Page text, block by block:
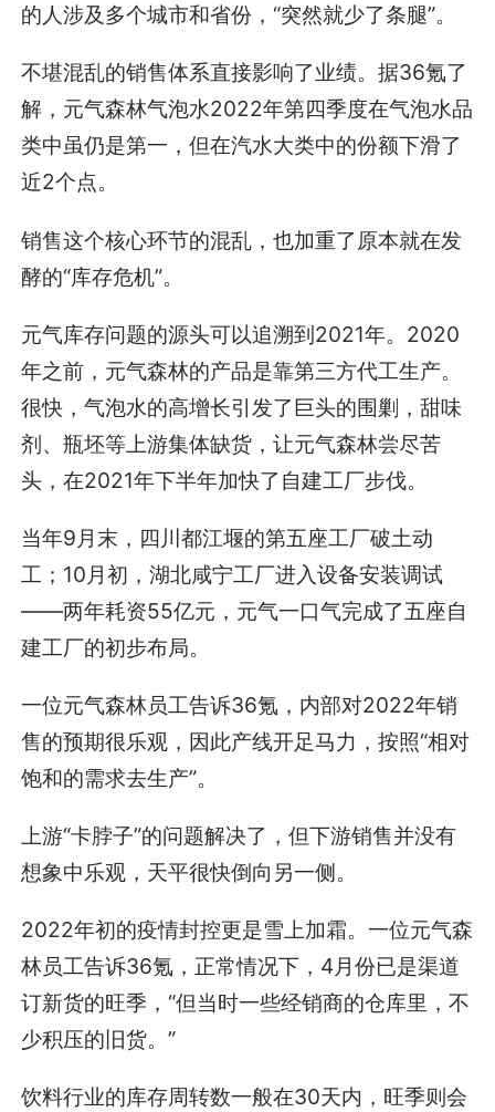
的人涉及多个城市和省份，“突然就少了条腿”。
不堪混乱的销售体系直接影响了业绩。据36氪了
解，元气森林气泡水2022年第四季度在气泡水品
类中虽仍是第一，但在汽水大类中的份额下滑了
近2个点。
销售这个核心环节的混乱，也加重了原本就在发
酵的“库存危机”。
元气库存问题的源头可以追溯到2021年。2020
年之前，元气森林的产品是靠第三方代工生产。
很快，气泡水的高增长引发了巨头的围剿，甜味
剂、瓶坯等上游集体缺货，让元气森林尝尽苦
头，在2021年下半年加快了自建工厂步伐。
当年9月末，四川都江堰的第五座工厂破土动
工；10月初，湖北咸宁工厂进入设备安装调试
——两年耗资55亿元，元气一口气完成了五座自
建工厂的初步布局。
一位元气森林员工告诉36氪，内部对2022年销
售的预期很乐观，因此产线开足马力，按照“相对
饱和的需求去生产”。
上游“卡脖子”的问题解决了，但下游销售并没有
想象中乐观，天平很快倒向另一侧。
2022年初的疫情封控更是雪上加霜。一位元气森
林员工告诉36氪，正常情况下，4月份已是渠道
订新货的旺季，“但当时一些经销商的仓库里，不
少积压的旧货。”
饮料行业的库存周转数一般在30天内，旺季则会